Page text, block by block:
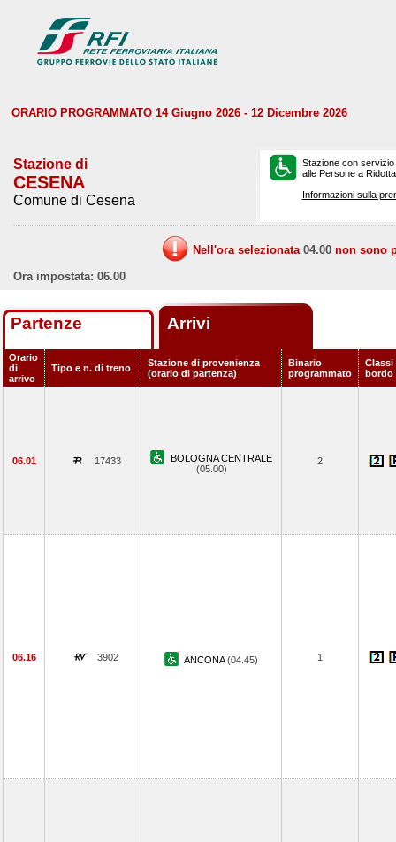
ORARIO PROGRAMMATO 14 Giugno 2026 - 12 Dicembre 2026
Stazione di
CESENA
Comune di Cesena
Stazione con
alle Persone a
Informazioni sulla
Nell'ora selezionata 04.00 non sono
Ora impostata: 06.00
Partenze Arrivi
Orario
di
arrivo
Tipo e n. di treno
Stazione di provenienza
(orario di partenza)
Binario
programmato
Classi
bordo
06.01 17433
BOLOGNA CENTRALE
(05.00)
2
06.16 3902 ANCONA(04.45) 1